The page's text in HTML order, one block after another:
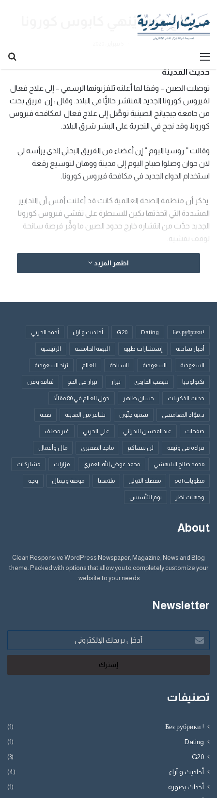
القائمة
علاج جديد يُنهي كابوس كورونا
حديث المدينة
توصلت الصين – وفقا لما أعلنه تلفزيونها الرسمي – إلى علاج فعال
لفيروس كورونا الجديد المنتشر حاليًّا في البلاد. وقال : إن فريق بحث
من جامعة جيجيانج الصينية توصَّل إلى علاج فعال لمكافحة فيروس
كورونا، وقد نجح في التجربة على البشر شرق البلاد.
وقالت ” روسيا اليوم ” إن أعضاء من الفريق البحثي الذي يرأسه لي
لان جوان وصلوا صباح اليوم إلى مدينة ووهان لتوسيع رقعة
استخدام الدواء الجديد في مكافحة فيروس كورونا.
يذكر أن منظمة الصحة العالمية كانت قد أعلنت أمس أن التدابير
المشددة التي اتخذتها بكين للسيطرة على تفشي فيروس كورونا
الجديد حدَّت من انتشاره خارج حدود الصين ما وفَّر فرصة سانحة
لوقف تفشيه.
اظهر المزيد
! Без рубрики
Dating
G20 أحاديث و آراء أحمد الحربي
أخبار ساخنة إستشارات طبية البيعة الخامسة الرئيسية
السعودية السعودية السياحة العالم ترند السعودية
تكنولوجيا تنيضب الفايدي تيزار تيزار في الحج ثقافة وفن
حديث الذكريات حسان طاهر حول العالم في 80 مقالاً
د.فؤاد المغامسي سمية جلّون شاعر من المدينة صحة
صفحات عبدالمحسن البدراني علي الحربي غير مصنف
قراءة في وثيقة لن ننساكم ماجد الصقيري مال وأعمال
محمد صالح البليهشي محمد عوض الله العمري مزارات مشاركات
مطويات pdf مفضلة الاولى ملامحنا موضة وجمال وجه
وجهات نظر يوم التأسيس
About
Clean Responsive WordPress Newspaper, Magazine, News and Blog
theme. Packed with options that allow you to completely customize your
website to your needs.
Newsletter
بريدك
الإلكتروني
تصنيفات
! Без рубрики
(1)
Dating
(1)
G20
(3)
أحاديث و آراء (4)
أحداث بصورة (1)